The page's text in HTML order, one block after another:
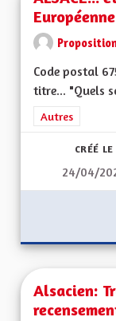
Code postal
titre... "Quels
Filtrer les
Autres
CRÉÉ LE
24/04/
Alsacien: